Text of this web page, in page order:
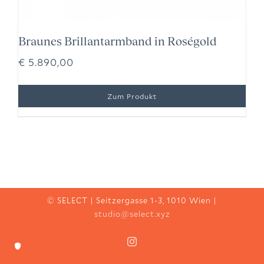
Braunes Brillantarmband in Roségold
€ 5.890,00
© SELECT | Seitzergasse 1-3, 1010 Wien |
studio@select.xyz
Instagram